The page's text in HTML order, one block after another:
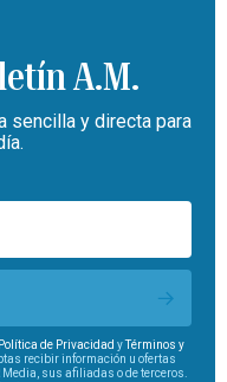
A.M.
sencilla y directa para
Política de Privacidad y
Términos y
recibir información u ofertas
sus afiliadas o de terceros.